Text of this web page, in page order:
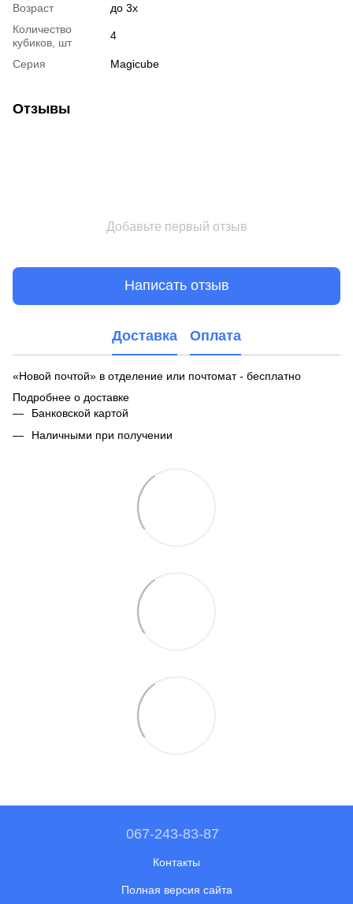
Возраст
до 3х
Количество
кубиков, шт
4
Серия Magicube
Отзывы
Добавьте первый отзыв
Написать отзыв
Доставка Оплата
«Новой почтой» в отделение или почтомат - бесплатно
Подробнее о доставке
Банковской картой
Наличными при получении
067-243-83-87
Контакты
Полная версия сайта